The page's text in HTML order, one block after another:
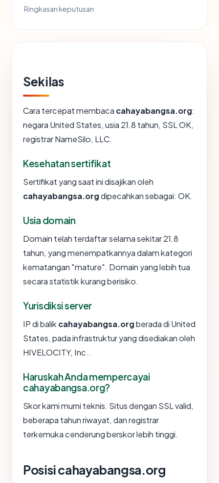
Ringkasan keputusan
Sekilas
Cara tercepat membaca cahayabangsa.org:
negara United States, usia 21.8 tahun, SSL OK,
registrar NameSilo, LLC.
Kesehatan sertifikat
Sertifikat yang saat ini disajikan oleh
cahayabangsa.orgdipecahkan sebagai: OK.
Usia domain
Domain telah terdaftar selama sekitar 21.8
tahun, yang menempatkannya dalam kategori
kematangan "mature". Domain yang lebih tua
secara statistik kurang berisiko.
Yurisdiksi server
IP di balik cahayabangsa.orgberada di United
States, pada infrastruktur yang disediakan oleh
HIVELOCITY, Inc..
Haruskah Anda mempercayai
cahayabangsa.org?
Skor kami murni teknis. Situs dengan SSL valid,
beberapa tahun riwayat, dan registrar
terkemuka cenderung berskor lebih tinggi.
Posisi cahayabangsa.org